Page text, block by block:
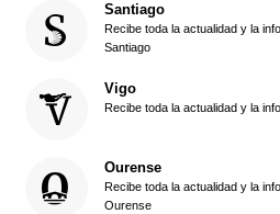
Santiago
Recibe toda la actualidad y la
Santiago
Vigo
Recibe toda la actualidad y la
Ourense
Recibe toda la actualidad y la
Ourense